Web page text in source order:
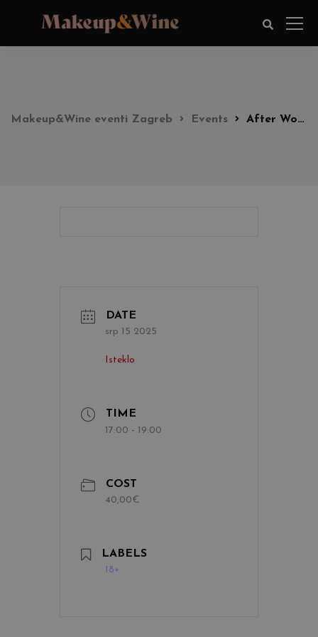
Makeup&Wine eventi Zagreb Events After Work Glow Look party 17:00h
DATE
srp 15 2025
Isteklo
TIME
17:00 - 19:00
COST
40,00€
LABELS
18+